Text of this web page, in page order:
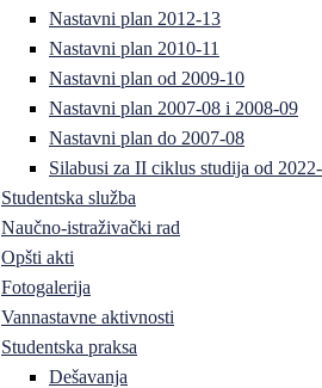
Nastavni plan 2012-13
Nastavni plan 2010-11
Nastavni plan od 2009-10
Nastavni plan 2007-08 i 2008-09
Nastavni plan do 2007-08
Silabusi za II ciklus studija od
Studentska služba
Naučno-istraživački rad
Opšti akti
Fotogalerija
Vannastavne aktivnosti
Studentska praksa
Dešavanja